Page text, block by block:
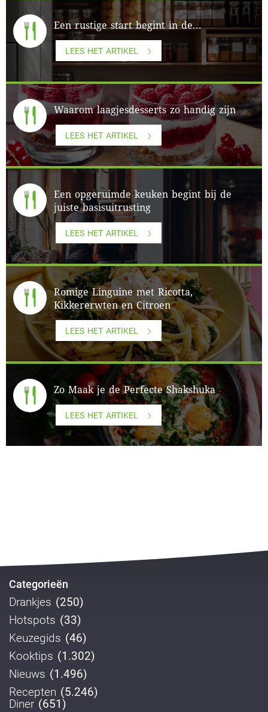
Een rustige start begint in de...
LEES HET ARTIKEL
Waarom laagjesdesserts zo handig zijn
LEES HET ARTIKEL
Een opgeruimde keuken begint bij de
juiste basisuitrusting
LEES HET ARTIKEL
Romige Linguine met Ricotta,
Kikkererwten en Citroen
LEES HET ARTIKEL
Zo Maak je de Perfecte Shakshuka
LEES HET ARTIKEL
Categorieën
Drankjes (250)
Hotspots (33)
Keuzegids (46)
Kooktips (1.302)
Nieuws (1.496)
Recepten (5.246)
Diner (651)